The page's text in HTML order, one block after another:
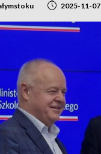
2025-11-07